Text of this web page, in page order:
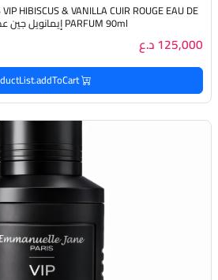
HIBISCUS & VANILLA CUIR ROUGE EAU DE
PARFUM 90ml إيمانويل جين عطر للجنسين
125,000 د.ع
productList.addToCart